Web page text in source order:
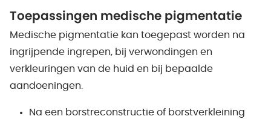
Toepassingen medische pigmentatie
Medische pigmentatie kan toegepast worden na
ingrijpende ingrepen, bij verwondingen en
verkleuringen van de huid en bij bepaalde
aandoeningen.
Na een borstreconstructie of borstverkleining